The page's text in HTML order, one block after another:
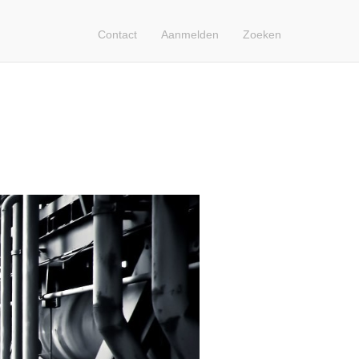
Contact Aanmelden Zoeken
Login
Français
Nederlands